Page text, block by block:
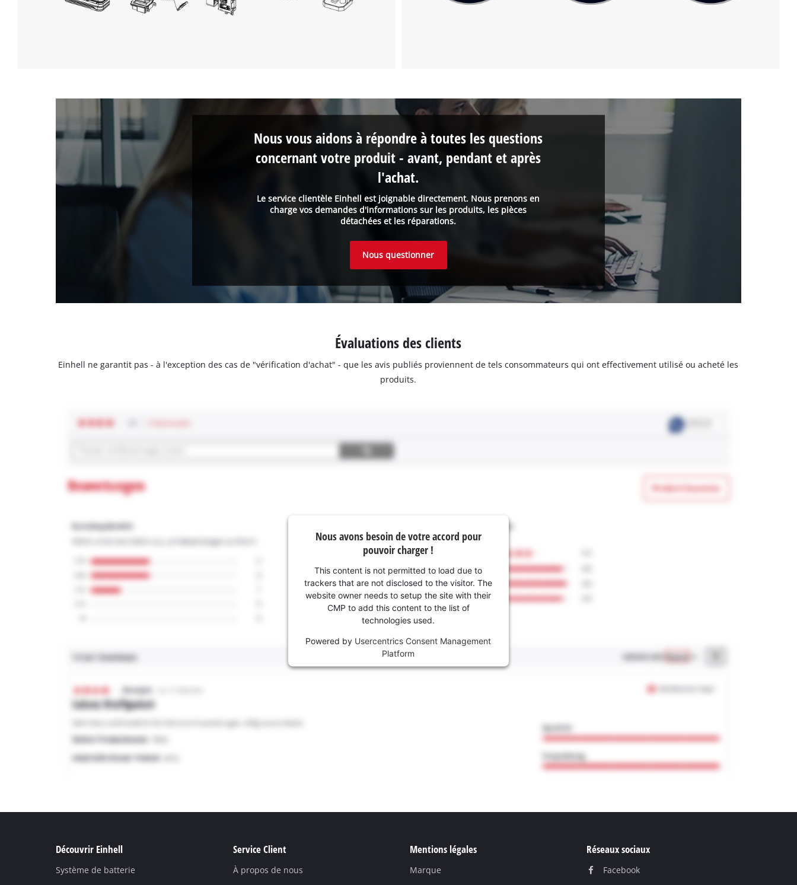
Le service clientèle Einhell est joignable directement. Nous prenons en
charge vos demandes d'informations sur les produits, les pièces
détachées et les réparations.
Nous vous aidons à répondre à toutes les questions
concernant votre produit - avant, pendant et après
l'achat.
Nous questionner
Évaluations des clients
Einhell ne garantit pas - à l'exception des cas de "vérification d'achat" - que les avis publiés proviennent de tels consommateurs qui ont effectivement utilisé ou acheté les
produits.
Nous avons besoin de votre accord pour
pouvoir charger !
This content is not permitted to load due to
trackers that are not disclosed to the visitor. The
website owner needs to setup the site with their
CMP to add this content to the list of
technologies used.
Powered by Usercentrics Consent Management
Platform
Découvrir Einhell
Système de batterie
Service Client
À propos de nous
Mentions légales
Marque
Réseaux sociaux
Facebook